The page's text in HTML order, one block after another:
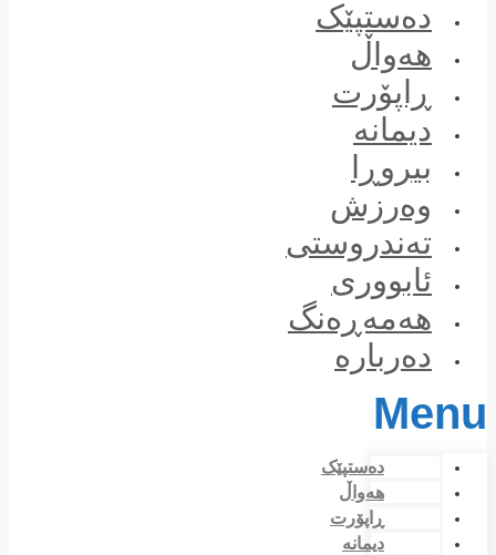
دەستپێک
هەواڵ
ڕاپۆرت
دیمانە
بیروڕا
وەرزش
تەندروستی
ئابووری
هەمەڕەنگ
دەربارە
Menu
دەستپێک
هەواڵ
ڕاپۆرت
دیمانە